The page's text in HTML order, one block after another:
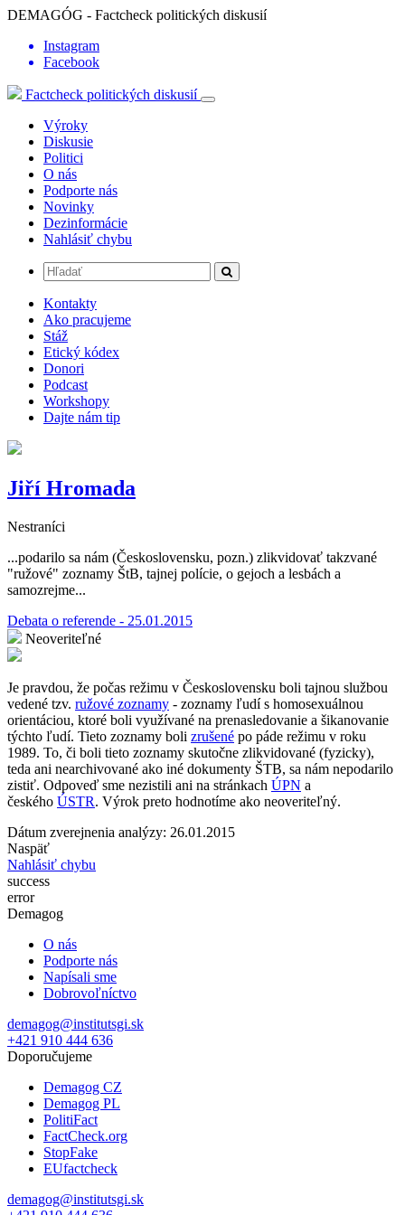
DEMAGÓG - Factcheck politických diskusií
Instagram
Facebook
Factcheck politických diskusií
Výroky
Diskusie
Politici
O nás
Podporte nás
Novinky
Dezinformácie
Nahlásiť chybu
Kontakty
Ako pracujeme
Stáž
Etický kódex
Donori
Podcast
Workshopy
Dajte nám tip
Jiří Hromada
Nestraníci
...podarilo sa nám (Československu, pozn.) zlikvidovať takzvané
"ružové" zoznamy ŠtB, tajnej polície, o gejoch a lesbách a
samozrejme...
Debata o referende - 25.01.2015
Neoveriteľné
Je pravdou, že počas režimu v Československu boli tajnou službou
vedené tzv. ružové zoznamy - zoznamy ľudí s homosexuálnou
orientáciou, ktoré boli využívané na prenasledovanie a šikanovanie
týchto ľudí. Tieto zoznamy boli zrušené po páde režimu v roku
1989. To, či boli tieto zoznamy skutočne zlikvidované (fyzicky),
teda ani nearchivované ako iné dokumenty ŠTB, sa nám nepodarilo
zistiť. Odpoveď sme nezistili ani na stránkach ÚPN a
českého ÚSTR. Výrok preto hodnotíme ako neoveriteľný.
Dátum zverejnenia analýzy: 26.01.2015
Naspäť
Nahlásiť chybu
success
error
Demagog
O nás
Podporte nás
Napísali sme
Dobrovoľníctvo
demagog@institutsgi.sk
+421 910 444 636
Doporučujeme
Demagog CZ
Demagog PL
PolitiFact
FactCheck.org
StopFake
EUfactcheck
demagog@institutsgi.sk